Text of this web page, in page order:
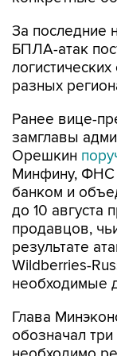
разных
Ранее вице-
Орешкин
Минфину, ФНС
банком и
до 10 августа
продавцов,
результате
Wildberries-
необходимые
Глава
необходимо